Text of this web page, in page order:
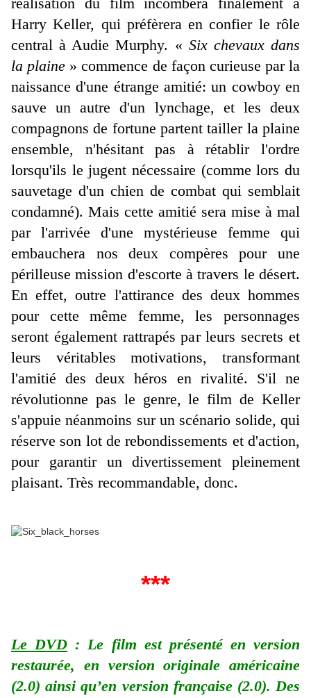
Harry Keller, qui préfèrera en confier le rôle
central à Audie Murphy. « Six chevaux dans
la plaine » commence de façon curieuse par la
naissance d'une étrange amitié: un cowboy en
sauve un autre d'un lynchage, et les deux
compagnons de fortune partent tailler la plaine
ensemble, n'hésitant pas à rétablir l'ordre
lorsqu'ils le jugent nécessaire (comme lors du
sauvetage d'un chien de combat qui semblait
condamné). Mais cette amitié sera mise à mal
par l'arrivée d'une mystérieuse femme qui
embauchera nos deux compères pour une
périlleuse mission d'escorte à travers le désert.
En effet, outre l'attirance des deux hommes
pour cette même femme, les personnages
seront également rattrapés par leurs secrets et
leurs véritables motivations, transformant
l'amitié des deux héros en rivalité. S'il ne
révolutionne pas le genre, le film de Keller
s'appuie néanmoins sur un scénario solide, qui
réserve son lot de rebondissements et d'action,
pour garantir un divertissement pleinement
plaisant. Très recommandable, donc.
***
Le DVD : Le film est présenté en version
restaurée, en version originale américaine
(2.0) ainsi qu’en version française (2.0). Des